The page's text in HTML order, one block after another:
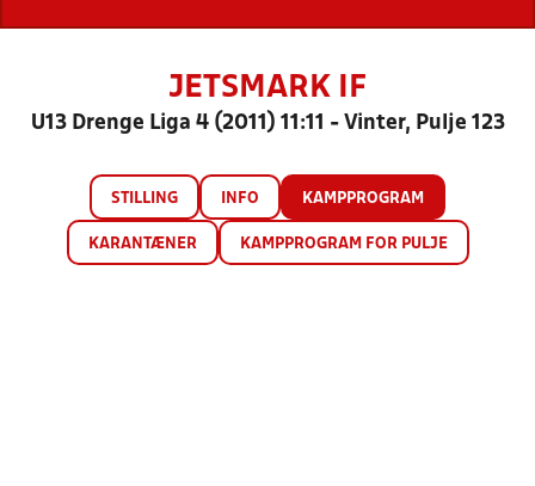
JETSMARK IF
U13 Drenge Liga 4 (2011) 11:11 - Vinter, Pulje 123
STILLING INFO KAMPPROGRAM
KARANTÆNER KAMPPROGRAM FOR PULJE